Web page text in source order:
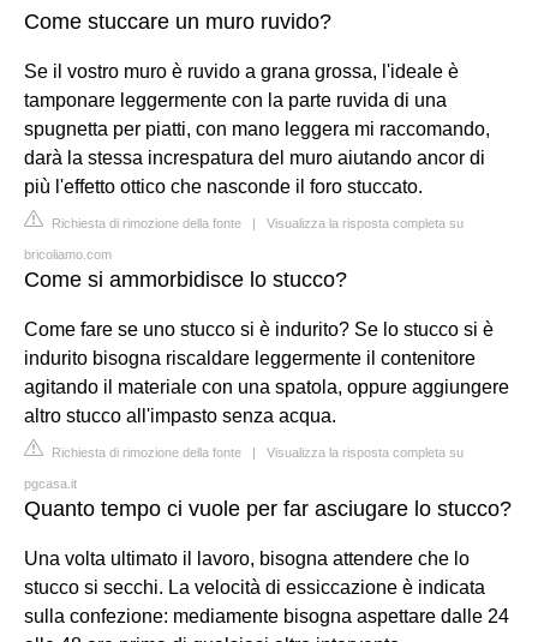
Come stuccare un muro ruvido?
Se il vostro muro è ruvido a grana grossa, l'ideale è
tamponare leggermente con la parte ruvida di una
spugnetta per piatti, con mano leggera mi raccomando,
darà la stessa increspatura del muro aiutando ancor di
più l'effetto ottico che nasconde il foro stuccato.
Richiesta di rimozione della fonte | Visualizza la risposta completa su
bricoliamo.com
Come si ammorbidisce lo stucco?
Come fare se uno stucco si è indurito? Se lo stucco si è
indurito bisogna riscaldare leggermente il contenitore
agitando il materiale con una spatola, oppure aggiungere
altro stucco all'impasto senza acqua.
Richiesta di rimozione della fonte | Visualizza la risposta completa su
pgcasa.it
Quanto tempo ci vuole per far asciugare lo stucco?
Una volta ultimato il lavoro, bisogna attendere che lo
stucco si secchi. La velocità di essiccazione è indicata
sulla confezione: mediamente bisogna aspettare dalle 24